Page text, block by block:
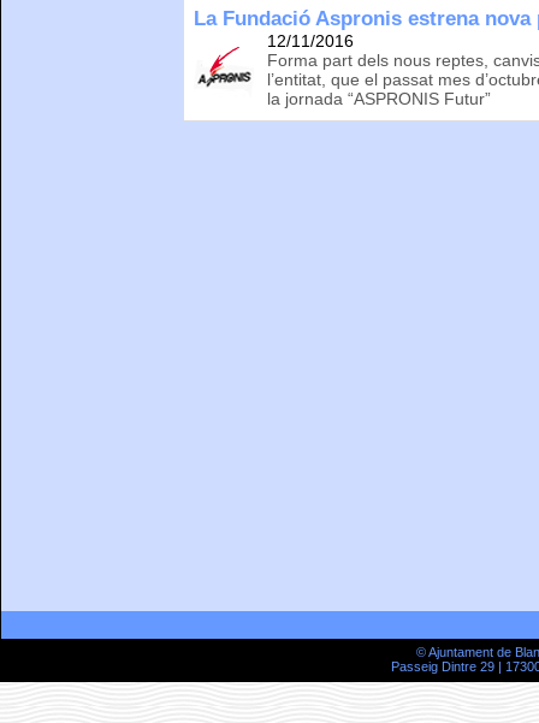
La Fundació Aspronis estrena nova
12/11/2016
Forma part dels nous reptes,
l’entitat, que el passat mes
la jornada “ASPRONIS Futur”
© Ajuntament de
Passeig Dintre 29 |